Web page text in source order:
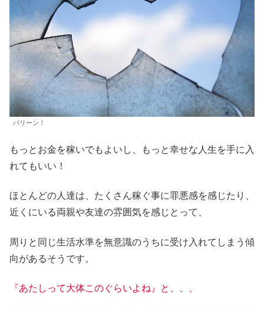
パリーン！
もっとお金を稼いでもよいし、もっと幸せな人生を手に入
れてもいい！
ほとんどの人達は、たくさん稼ぐ事に罪悪感を感じたり、
近くにいる両親や友達の雰囲気を感じとって、
周りと同じ生活水準を無意識のうちに受け入れてしまう傾
向があるそうです。
『あたしって大体このぐらいよね』と、、、